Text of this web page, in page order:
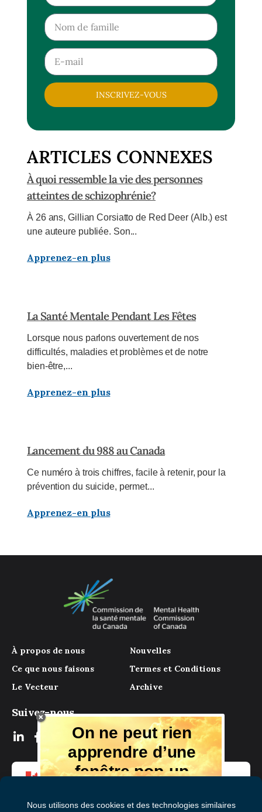
INSCRIVEZ-VOUS
ARTICLES CONNEXES
À quoi ressemble la vie des personnes
atteintes de schizophrénie?
À 26 ans, Gillian Corsiatto de Red Deer (Alb.) est
une auteure publiée. Son...
Apprenez-en plus
La Santé Mentale Pendant Les Fêtes
Lorsque nous parlons ouvertement de nos
difficultés, maladies et problèmes et de notre
bien-être,...
Apprenez-en plus
Lancement du 988 au Canada
Ce numéro à trois chiffres, facile à retenir, pour la
prévention du suicide, permet...
Apprenez-en plus
À propos de nous
Ce que nous faisons
Le Vecteur
Nouvelles
Termes et Conditions
Archive
Suivez-nous
On ne peut rien
apprendre d’une
fenêtre pop-up
et de ceux qui ont vécu l'expérience.